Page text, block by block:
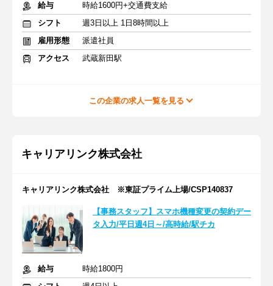
給与
時給1600円+交通費支給
シフト
週3日以上 1日8時間以上
雇用形態
派遣社員
アクセス
武蔵新田駅
この企業の求人一覧を見る
キャリアリンク株式会社
キャリアリンク株式会社 ※東証プライム上場/CSP140837
【事務スタッフ】スマホ機種変更の契約デー
タ入力/平日週4日～/高時給/駅チカ
給与
時給1800円